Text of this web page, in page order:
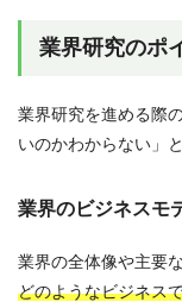
業界研究のポ
業界研究を進める際
いのかわからない」
業界のビジネスモ
業界の全体像や主要
どのようなビジネス